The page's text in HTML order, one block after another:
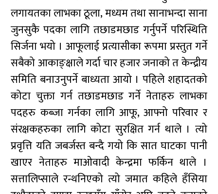
लगायतका लाभका ठूला, मध्यम तथा सानाभन्दा साना
जुनसुकै पदका लागि तछाडमछाड गर्नुपर्ने परिस्थिति
सिर्जना भयो । आफूलाई प्रत्यासीका रूपमा प्रस्तुत गर्ने
सबैको आकाङ्क्षाले गर्दा चार हजार जनाको त केन्द्रीय
समिति बनाउनुपर्ने बाध्यता आयो । पहिले शहादतको
कोटा चुक्ता गर्न तछाडमछाड गर्ने नेताहरु लाभका
पदहरु कब्जा गर्नका लागि आफू, आफ्नो परिवार र
संरक्षकहरुका लागि कोटा सुरक्षित गर्न थाले । त्यो
प्रवृत्ति यति जबर्जस्त बन्दै गयो कि सात घाटका पानी
खाएर नेताहरु माओवादी केन्द्रमा फर्किन थाले ।
सत्तालिप्साले रन्थनिएको त्यो जमात कहिले हँसिया